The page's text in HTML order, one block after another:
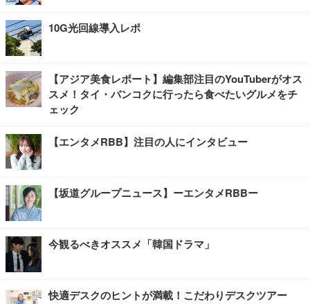
10G光回線導入レポ
【アジア美食レポート】編集部注目のYouTuberがオス
スメ！タイ・バンコクに行ったら食べたいグルメをチ
ェック
【エンタメRBB】注目の人にインタビュー
【坂道グループニュース】ーエンタメRBBー
今観るべきオススメ「韓国ドラマ」
快適デスクのヒントが満載！こだわりデスクツアー